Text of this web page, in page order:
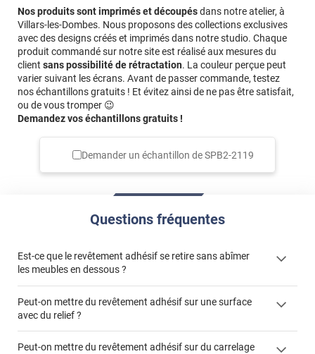
Nos produits sont imprimés et découpésdans notre atelier, à
Villars-les-Dombes. Nous proposons des collections exclusives
avec des designs créés et imprimés dans notre studio. Chaque
produit commandé sur notre site est réalisé aux mesures du
client sans possibilité de rétractation. La couleur perçue peut
varier suivant les écrans. Avant de passer commande, testez
nos échantillons gratuits ! Et évitez ainsi de ne pas être satisfait,
ou de vous tromper 😉
Demandez vos échantillons gratuits !
Demander un échantillon deSPB2-2119
Questions fréquentes
Est-ce que le revêtement adhésif se retire sans abîmer
les meubles en dessous ?
Peut-on mettre du revêtement adhésif sur une surface
avec du relief ?
Peut-on mettre du revêtement adhésif sur du carrelage